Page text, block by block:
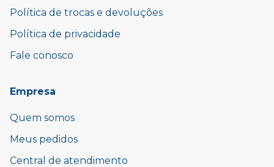
Política de trocas e devoluções
Política de privacidade
Fale conosco
Empresa
Quem somos
Meus pedidos
Central de atendimento